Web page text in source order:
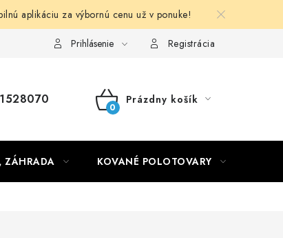
aplikáciu za výbornú cenu už v ponuke!
Obchodné podmienkyPrihlásenie Registrácia
NÁKUPNÝ
Prázdny košík
ZÁHRADA KOVANÉ POLOTOVARY